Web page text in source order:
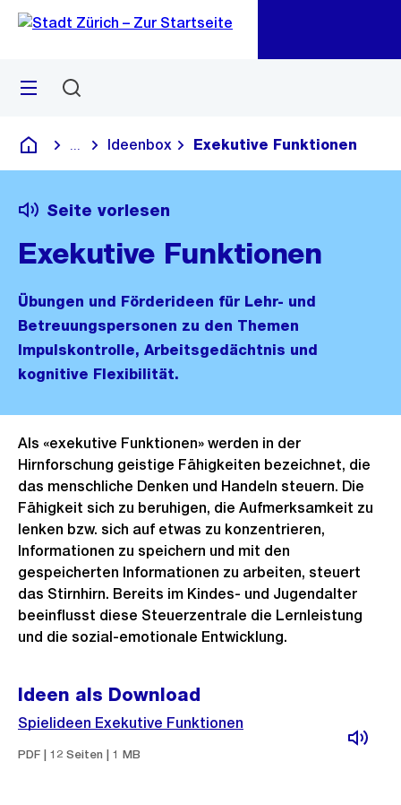
Navigation
Sprunglink
Menü
Deutsch
Blende alle Breadcrumbs ein
Ideenbox Exekutive Funktionen
Seite vorlesen
Exekutive Funktionen
Übungen und Förderideen für Lehr- und
Betreuungspersonen zu den Themen
Impulskontrolle, Arbeitsgedächtnis und
kognitive Flexibilität.
Als «exekutive Funktionen» werden in der
Hirnforschung geistige Fähigkeiten bezeichnet, die
das menschliche Denken und Handeln steuern. Die
Fähigkeit sich zu beruhigen, die Aufmerksamkeit zu
lenken bzw. sich auf etwas zu konzentrieren,
Informationen zu speichern und mit den
gespeicherten Informationen zu arbeiten, steuert
das Stirnhirn. Bereits im Kindes- und Jugendalter
beeinflusst diese Steuerzentrale die Lernleistung
und die sozial-emotionale Entwicklung.
Ideen als Download
Spielideen Exekutive Funktionen
PDF | 12 Seiten | 1 MB